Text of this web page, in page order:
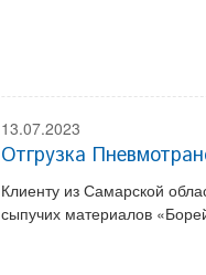
13.07.2023
Отгрузка
Клиенту из Самарской
сыпучих материалов